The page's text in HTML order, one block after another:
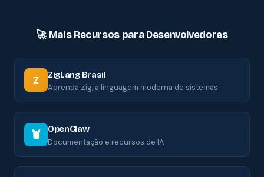
🚀 Mais Recursos para Desenvolvedores
Z ZigLang Brasil
Aprenda Zig, a linguagem moderna de sistemas
🦞 OpenClaw
Documentação e recursos de IA